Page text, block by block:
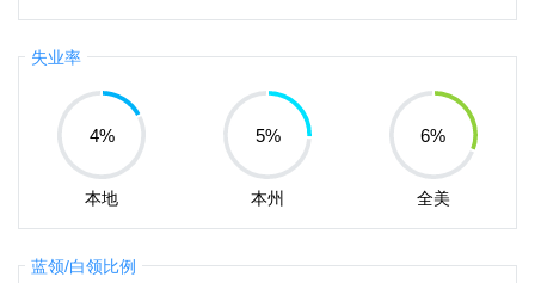
失业率
4%
本地
5%
本州
6%
全美
蓝领/白领比例